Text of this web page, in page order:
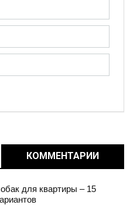
КОММЕНТАРИИ
для квартиры – 15